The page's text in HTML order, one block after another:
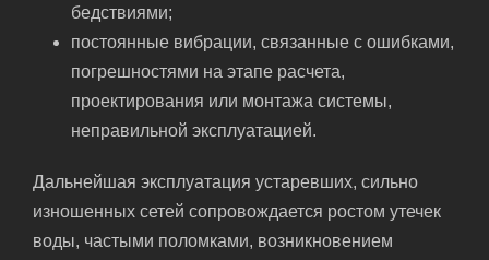
бедствиями;
постоянные вибрации, связанные с ошибками,
погрешностями на этапе расчета,
проектирования или монтажа системы,
неправильной эксплуатацией.
Дальнейшая эксплуатация устаревших, сильно
изношенных сетей сопровождается ростом утечек
воды, частыми поломками, возникновением